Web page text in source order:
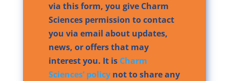
via this form, you give Charm
Sciences permission to contact
you via email about updates,
news, or offers that may
interest you. It is Charm
Sciences’ policynot to share any